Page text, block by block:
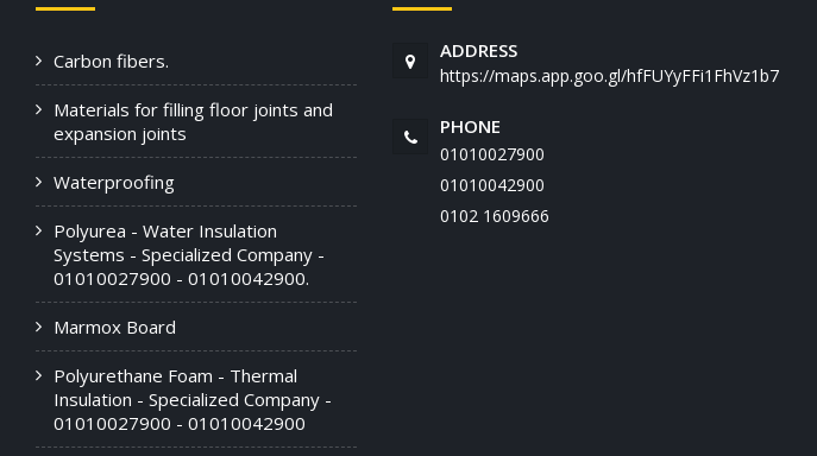
Carbon fibers.
Materials for filling floor joints and
expansion joints
Waterproofing
Polyurea - Water Insulation
Systems - Specialized Company -
01010027900 - 01010042900.
Marmox Board
Polyurethane Foam - Thermal
Insulation - Specialized Company -
01010027900 - 01010042900
ADDRESS
https://maps.app.goo.gl/hfFUYyFFi1FhVz1b7
PHONE
01010027900
01010042900
‭0102 1609666‬